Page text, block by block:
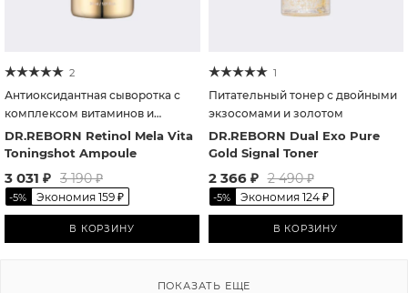
2
Антиоксидантная сыворотка с
комплексом витаминов и
спикулами
DR.REBORN Retinol Mela Vita
Toningshot Ampoule
3 031 ₽ 3 190₽
-5% Экономия 159 ₽
В КОРЗИНУ
1
Питательный тонер с двойными
экзосомами и золотом
DR.REBORN Dual Exo Pure
Gold Signal Toner
2 366₽ 2 490₽
-5% Экономия 124₽
В КОРЗИНУ
ПОКАЗАТЬ ЕЩЕ